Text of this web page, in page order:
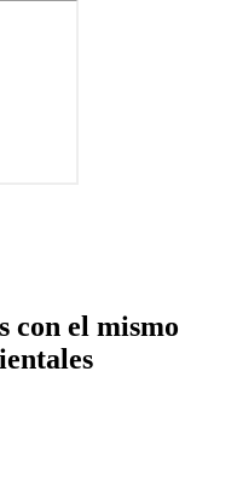
con el mismo